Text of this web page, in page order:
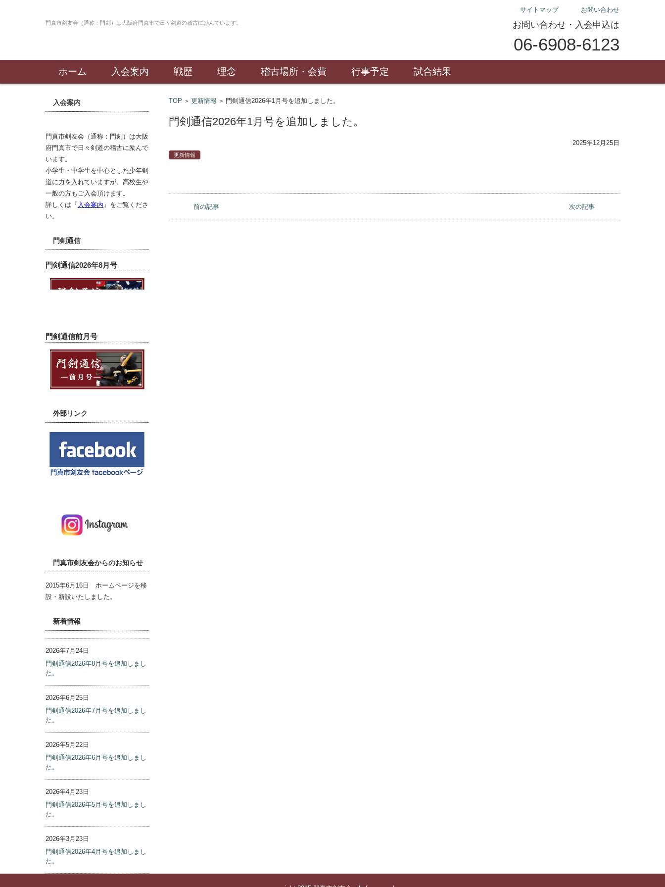
門真市剣友会（通称：門剣）は大阪府門真市で日々剣道の稽古に励んでいます。
サイトマップ お問い合わせ
お問い合わせ・入会申込は
06-6908-6123
コンテンツに移動
ホーム 入会案内 戦歴 理念 稽古場所・会費 行事予定 試合結果
TOP > 更新情報> 門剣通信2026年1月号を追加しました。
門剣通信2026年1月号を追加しました。
2025年12月25日
更新情報
入会案内
門真市剣友会（通称：門剣）は大阪
府門真市で日々剣道の稽古に励んで
います。
小学生・中学生を中心とした少年剣
道に力を入れていますが、高校生や
詳しくは『入会案内
門剣通信
門剣通信前月号
外部リンク
門真市剣友会からのお知らせ
2015年6月16日 ホームページを移
新着情報
門剣通信2026年8月号を追加しまし
た。
門剣通信2026年7月号を追加しまし
た。
門剣通信2026年6月号を追加しまし
た。
門剣通信2026年5月号を追加しまし
た。